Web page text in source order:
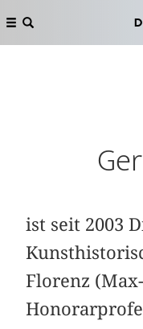
ist seit 2003
Florenz